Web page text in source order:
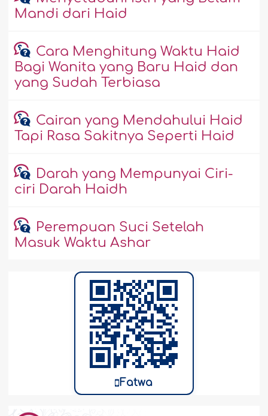
Mandi dari Haid
Cara Menghitung Waktu Haid
Bagi Wanita yang Baru Haid dan
yang Sudah Terbiasa
Cairan yang Mendahului Haid
Tapi Rasa Sakitnya Seperti Haid
Darah yang Mempunyai Ciri-
ciri Darah Haidh
Perempuan Suci Setelah
Masuk Waktu Ashar
Fatwa